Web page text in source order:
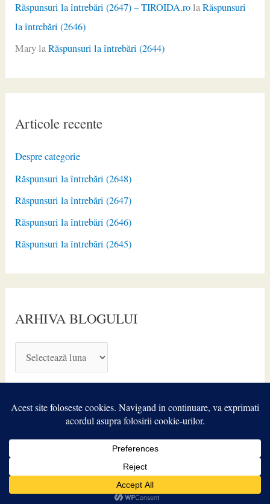
Răspunsuri la întrebări (2647) – TIROIDA.rolaRăspunsuri
la întrebări (2646)
MarylaRăspunsuri la întrebări (2644)
Articole recente
Despre categorie
Răspunsuri la întrebări (2648)
Răspunsuri la întrebări (2647)
Răspunsuri la întrebări (2646)
Răspunsuri la întrebări (2645)
ARHIVA BLOGULUI
R
I
TIROIDA.ro | Powered by
Theme